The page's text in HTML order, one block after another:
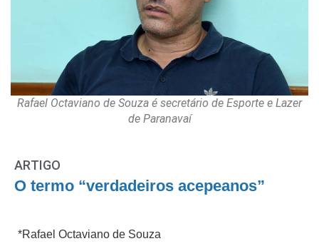
Rafael Octaviano de Souza é secretário de Esporte e Lazer
de Paranavaí
ARTIGO
O termo “verdadeiros acepeanos”
*Rafael Octaviano de Souza